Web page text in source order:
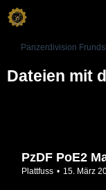
Panzerdivision
Dateien mit
PzDF PoE2
Plattfuss 15. März